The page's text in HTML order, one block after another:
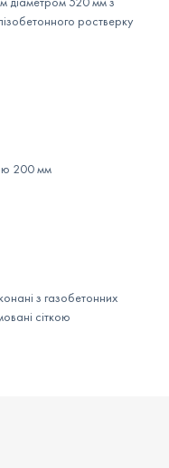
ростверку
200 мм
з газобетонних
сіткою